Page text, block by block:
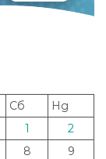
Сб
Нд
1
2
8
9